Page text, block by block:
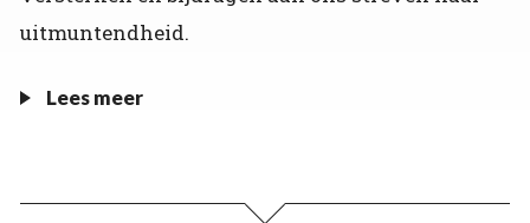
uitmuntendheid.
Lees meer